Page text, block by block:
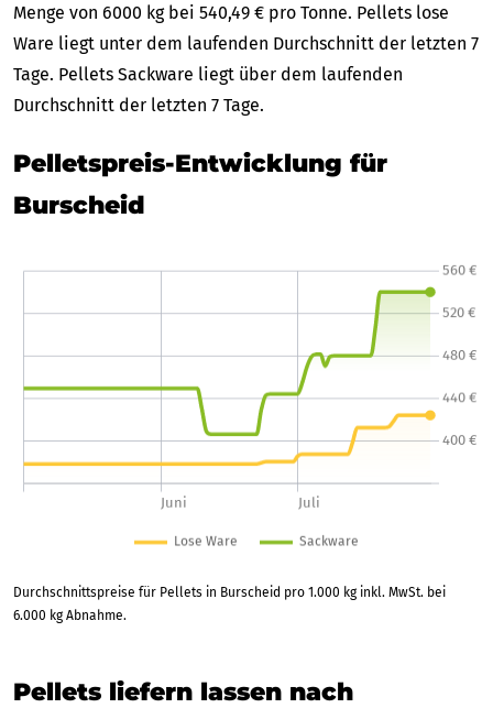
Menge von 6000 kg bei 540,49 € pro Tonne. Pellets lose
Ware liegt unter dem laufenden Durchschnitt der letzten 7
Tage. Pellets Sackware liegt über dem laufenden
Durchschnitt der letzten 7 Tage.
Pelletspreis-Entwicklung für
Burscheid
Durchschnittspreise für Pellets in Burscheid pro 1.000 kg inkl. MwSt. bei
6.000 kg Abnahme.
Pellets liefern lassen nach